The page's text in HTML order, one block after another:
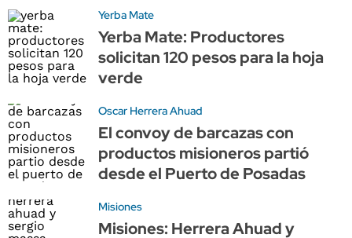
Yerba Mate
Yerba Mate: Productores
solicitan 120 pesos para la hoja
verde
Oscar Herrera Ahuad
El convoy de barcazas con
productos misioneros partió
desde el Puerto de Posadas
Misiones
Misiones: Herrera Ahuad y